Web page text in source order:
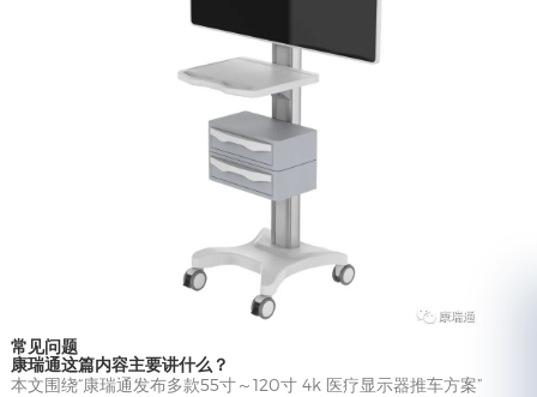
常见问题
康瑞通这篇内容主要讲什么？
本文围绕“康瑞通发布多款55寸～120寸 4k 医疗显示器推车方案”